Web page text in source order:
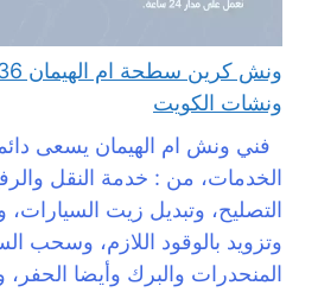
ونشات الكويت
فني ونش ام الهيمان يسعى
الخدمات، من : خدمة النقل
التصليح، وتبديل زيت
وتزويد بالوقود اللازم، وسحب
المنحدرات والبرك وأيضا الحفر،